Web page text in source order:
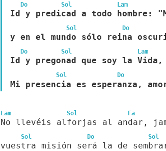
Do Sol Lam
Id y predicad a todo hombre:
Sol Do
y en el mundo sólo reina
Do Sol Lam
Id y pregonad que soy la Vida,
Sol Do
Mi presencia es esperanza,
Lam Sol Fa
No llevéis alforjas al andar,
Sol Do Sol
vuestra misión será la de